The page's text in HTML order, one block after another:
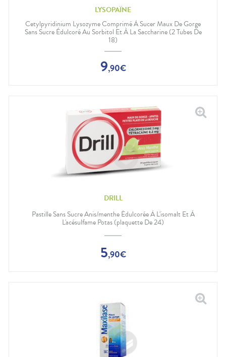
LYSOPAÏNE
Cetylpyridinium Lysozyme Comprimé À Sucer Maux De Gorge
Sans Sucre Édulcoré Au Sorbitol Et À La Saccharine (2 Tubes De
18)
9,90€
DRILL
Pastille Sans Sucre Anis/menthe Édulcorée À L'isomalt Et À
L'acésulfame Potas (plaquette De 24)
5,90€